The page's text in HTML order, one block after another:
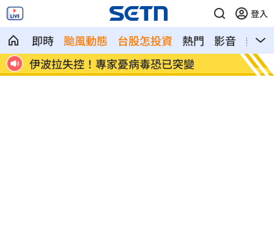
登入
即時 颱風動態 台股怎投資 熱門 影音
熱搜
飲料空盒找嘸地方丟 騎車咬著遭攔查槓
警
63歲
濤